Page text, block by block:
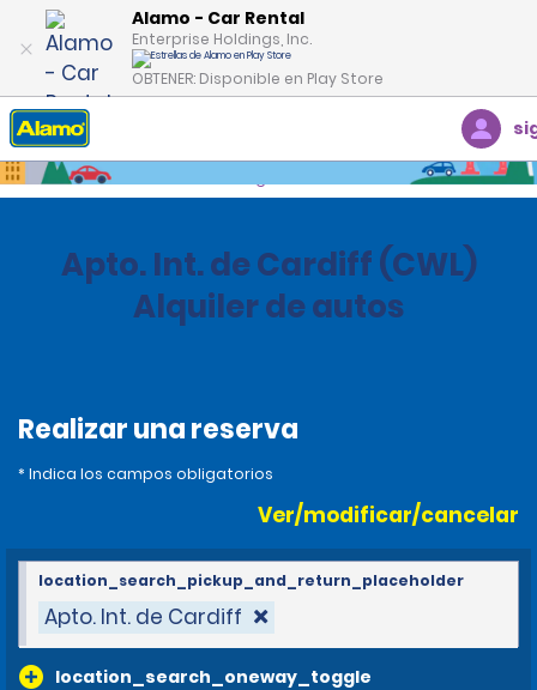
Alamo - Car Rental
Enterprise Holdings, Inc.
OBTENER: Disponible en Play Store
Inicio Oficinas
Apto. Int. de Cardiff (CWL)
Alquiler de autos
Realizar una reserva
* Indica los campos obligatorios
Ver/modificar/cancelar
Apto. Int. de Cardiff
location_search_oneway_toggle
location_search_pickup_and_return_placeholder